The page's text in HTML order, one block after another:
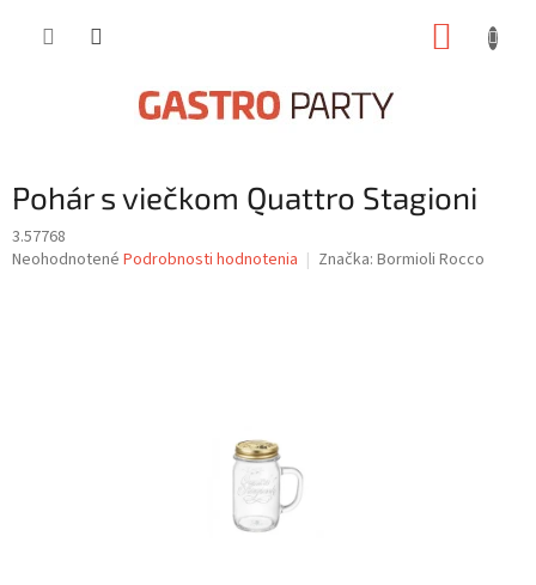
Pohár s viečkom Quattro Stagioni
3.57768
Priemerné
Neohodnotené Podrobnosti hodnotenia Značka: Bormioli Rocco